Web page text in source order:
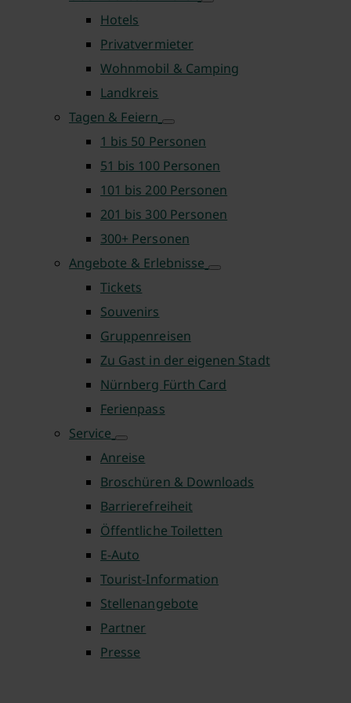
Hotels
Privatvermieter
Wohnmobil & Camping
Landkreis
Tagen & Feiern
1 bis 50 Personen
51 bis 100 Personen
101 bis 200 Personen
201 bis 300 Personen
300+ Personen
Angebote & Erlebnisse
Tickets
Souvenirs
Gruppenreisen
Zu Gast in der eigenen Stadt
Nürnberg Fürth Card
Ferienpass
Service
Anreise
Broschüren & Downloads
Barrierefreiheit
Öffentliche Toiletten
E-Auto
Tourist-Information
Stellenangebote
Partner
Presse